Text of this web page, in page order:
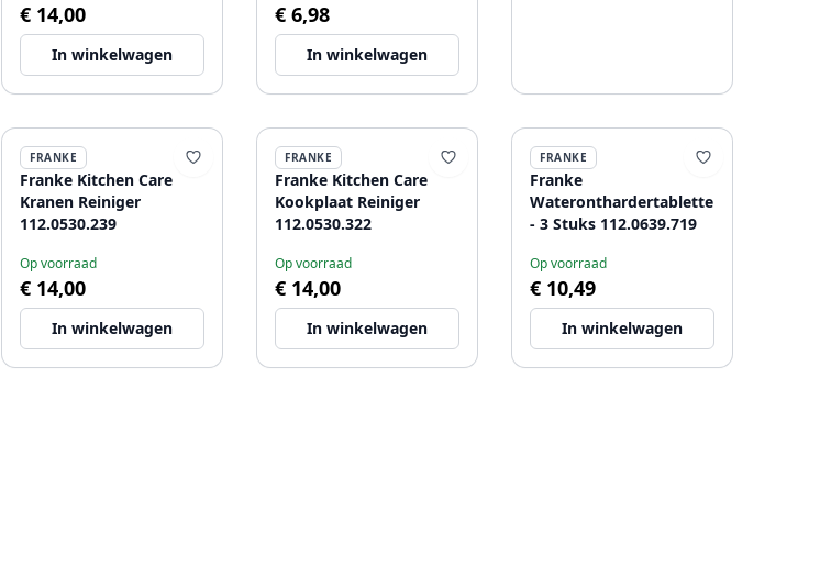
€ 14,00
In winkelwagen
€ 6,98
In winkelwagen
FRANKE
Franke Kitchen Care
Kranen Reiniger
112.0530.239
Op voorraad
€ 14,00
In winkelwagen
FRANKE
Franke Kitchen Care
Kookplaat Reiniger
112.0530.322
Op voorraad
€ 14,00
In winkelwagen
FRANKE
Franke
Wateronthardertabletten
- 3 Stuks 112.0639.719
Op voorraad
€ 10,49
In winkelwagen